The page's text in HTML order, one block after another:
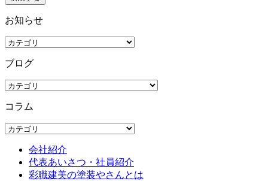
お知らせ
ブログ
コラム
会社紹介
代表あいさつ・社員紹介
彩職建美の塗装やさんとは